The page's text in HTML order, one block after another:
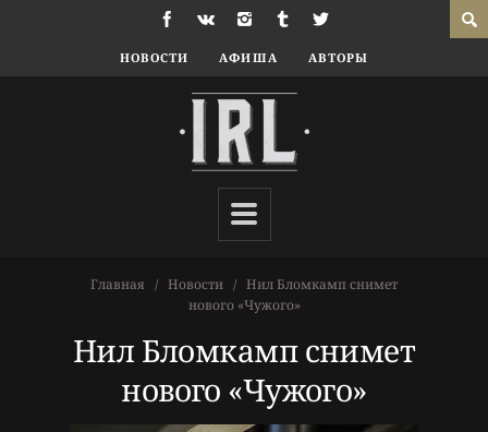
НОВОСТИ АФИША АВТОРЫ
Главная Новости
Нил Бломкамп снимет
нового «Чужого»
Нил Бломкамп снимет
нового «Чужого»